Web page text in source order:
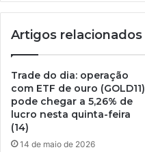
Artigos relacionados
Trade do dia: operação
com ETF de ouro (GOLD11)
pode chegar a 5,26% de
lucro nesta quinta-feira
(14)
14 de maio de 2026